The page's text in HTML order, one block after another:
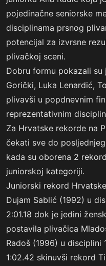
pojedinačne seniorske
disciplinama prsnog
potencijal za izvrsne
plivačkoj sceni.
Dobru formu pokazali
Gorički, Luka Lenardić,
plivavši u popdnevnim
reprezentativnim
Za Hrvatske rekorde na
čekati sve do
kada su oborena 2
juniorskoj kategoriji.
Juniorski rekord
Dujam Sablić (1992) u
2:01.18 dok je jedini
postavila plivačica
Radoš (1996) u disciplini
1:02.42 skinuvši rekord